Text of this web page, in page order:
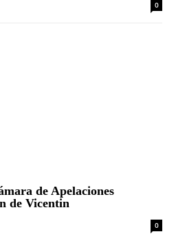
0
de Apelaciones
de Vicentin
0